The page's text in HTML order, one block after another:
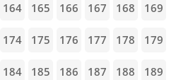
164 165 166 167 168 169
174 175 176 177 178 179
184 185 186 187 188 189